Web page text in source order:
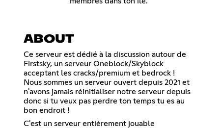
ABOUT
Ce serveur est dédié à la discussion autour de
Firstsky, un serveur Oneblock/Skyblock
acceptant les cracks/premium et bedrock !
Nous sommes un serveur ouvert depuis 2021 et
n'avons jamais réinitialiser notre serveur depuis
donc si tu veux pas perdre ton temps tu es au
bon endroit !
C'est un serveur entièrement jouable